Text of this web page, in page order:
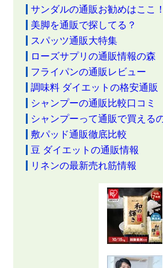
サンダルの通販お勧めはここ！
美脚を通販で探してる？
スパッツ通販大特集
ローズサプリの通販情報の森
フライパンの通販レビュー
調味料 ダイエットの格安通販
シャンプーの通販比較口コミ
シャンプーって通販で買える
敷パッド通販徹底比較
豆 ダイエットの通販情報
リネンの最新売れ筋情報